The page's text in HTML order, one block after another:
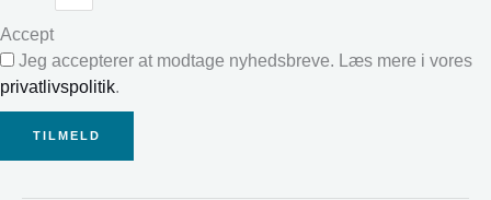
Accept
Jeg accepterer at modtage nyhedsbreve. Læs mere i vores
privatlivspolitik.
TILMELD